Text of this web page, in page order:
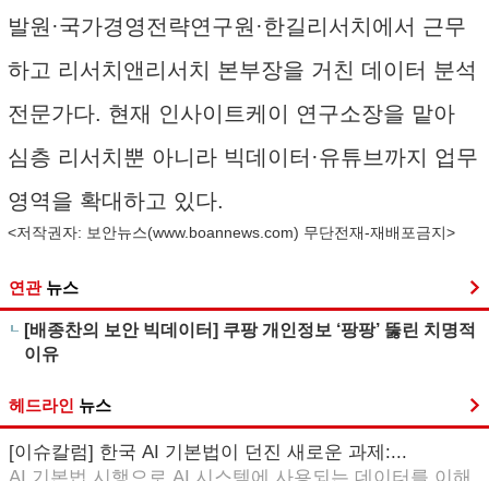
발원·국가경영전략연구원·한길리서치에서 근무
하고 리서치앤리서치 본부장을 거친 데이터 분석
전문가다. 현재 인사이트케이 연구소장을 맡아
심층 리서치뿐 아니라 빅데이터·유튜브까지 업무
영역을 확대하고 있다.
<저작권자: 보안뉴스(www.boannews.com) 무단전재-재배포금지>
연관 뉴스
[배종찬의 보안 빅데이터] 쿠팡 개인정보 ‘팡팡’ 뚫린 치명적
이유
헤드라인 뉴스
[이슈칼럼] 한국 AI 기본법이 던진 새로운 과제:...